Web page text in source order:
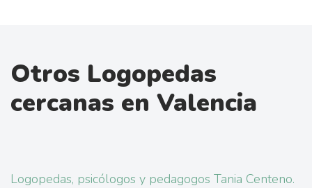
Otros Logopedas
cercanas en Valencia
Logopedas, psicólogos y pedagogos Tania Centeno.